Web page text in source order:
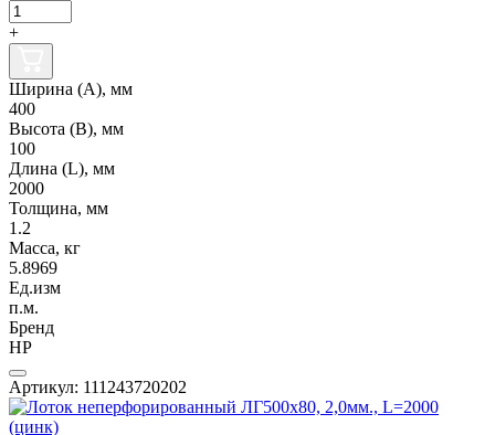
+
Ширина (А), мм
400
Высота (В), мм
100
Длина (L), мм
2000
Толщина, мм
1.2
Масса, кг
5.8969
Ед.изм
п.м.
Бренд
НР
Артикул: 111243720202